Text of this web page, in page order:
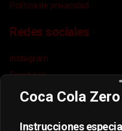
Política de privacidad
Redes sociales
Instagram
Facebook
TikTok
Mi cuenta
Coca Cola
Instrucciones